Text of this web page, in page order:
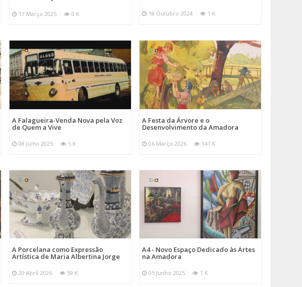
17 Março 2025 0 K 18 Outubro 2024 1 K
A Falagueira-Venda Nova pela Voz
de Quem a Vive
08 Julho 2025 5 K
A Festa da Árvore e o
Desenvolvimento da Amadora
06 Março 2026 141 K
A Porcelana como Expressão
Artística de Maria Albertina Jorge
20 Abril 2026 59 K
A4 - Novo Espaço Dedicado às Artes
na Amadora
05 Junho 2025 1 K